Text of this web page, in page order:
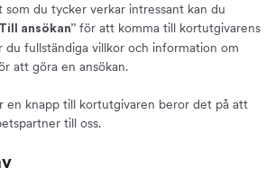
du tycker verkar intressant kan du
ansökan” för att komma till kortutgivarens
du fullständiga villkor och information om
att göra en ansökan.
en knapp till kortutgivaren beror det på att
till oss.